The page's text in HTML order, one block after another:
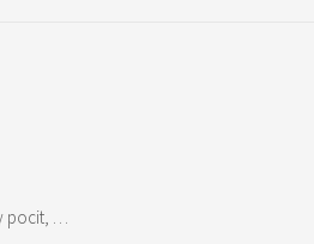
pocit, …